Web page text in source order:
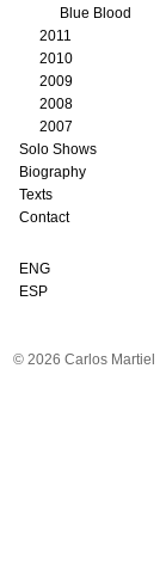
Blue Blood
2011
2010
2009
2008
2007
Solo Shows
Biography
Texts
Contact
ENG
ESP
© 2026 Carlos Martiel